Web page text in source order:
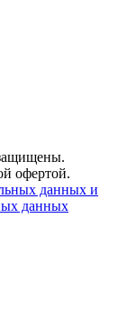
офертой.
данных и
данных